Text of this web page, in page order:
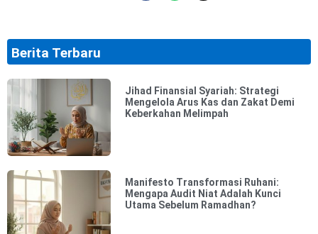
Berita Terbaru
Jihad Finansial Syariah: Strategi
Mengelola Arus Kas dan Zakat Demi
Keberkahan Melimpah
Manifesto Transformasi Ruhani:
Mengapa Audit Niat Adalah Kunci
Utama Sebelum Ramadhan?